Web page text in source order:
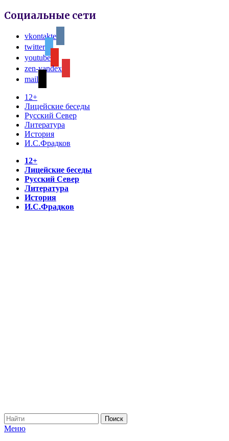
Социальные сети
vkontakte
twitter
youtube
zen-yandex
mail
12+
Лицейские беседы
Русский Север
Литература
История
И.С.Фрадков
12+
Лицейские беседы
Русский Север
Литература
История
И.С.Фрадков
Меню